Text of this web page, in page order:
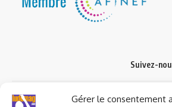
Gérer le consentement
Suivez-
© 2023 ludomag.com édité et géré par